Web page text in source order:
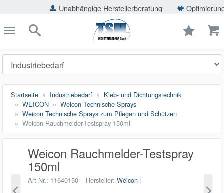
Unabhängige Herstellerberatung Optimierung
schließen
Suche
Startseite Industriebedarf
Kleb- und Dichtungstechnik
WEICON
Weicon Technische Sprays
Weicon Technische Sprays zum Pflegen und Schützen
Weicon Rauchmelder-Testspray 150ml
Weicon Rauchmelder-Testspray
150ml
Art-Nr. 11640150 Hersteller Weicon